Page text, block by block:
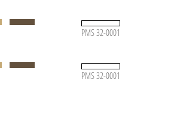
PMS 32-0001
PMS 32-0001